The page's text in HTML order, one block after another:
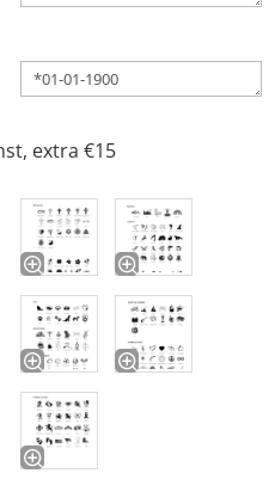
extra €15